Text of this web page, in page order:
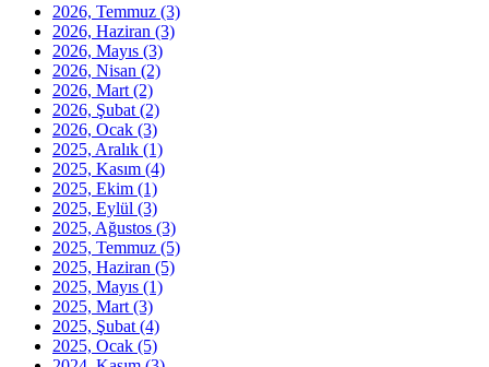
2026, Temmuz (3)
2026, Haziran (3)
2026, Mayıs (3)
2026, Nisan (2)
2026, Mart (2)
2026, Şubat (2)
2026, Ocak (3)
2025, Aralık (1)
2025, Kasım (4)
2025, Ekim (1)
2025, Eylül (3)
2025, Ağustos (3)
2025, Temmuz (5)
2025, Haziran (5)
2025, Mayıs (1)
2025, Mart (3)
2025, Şubat (4)
2025, Ocak (5)